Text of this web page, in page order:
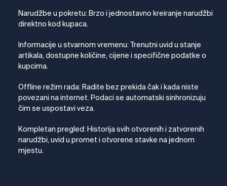
Narudžbe u pokretu: Brzo i jednostavno kreiranje narudžbi
direktno kod kupaca.
Informacije u stvarnom vremenu: Trenutni uvid u stanje
artikala, dostupne količine, cijene i specifične podatke o
kupcima.
Offline režim rada: Radite bez prekida čak i kada niste
povezani na internet. Podaci se automatski sinhronizuju
čim se uspostavi veza.
Kompletan pregled: Historija svih otvorenih i zatvorenih
narudžbi, uvid u promet i otvorene stavke na jednom
mjestu.